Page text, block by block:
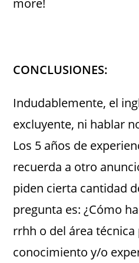
more!
CONCLUSIONES:
Indudablemente, el
excluyente, ni hablar
Los 5 años de
recuerda a otro
piden cierta cantidad
pregunta es: ¿Cómo
rrhh o del área
conocimiento y/o